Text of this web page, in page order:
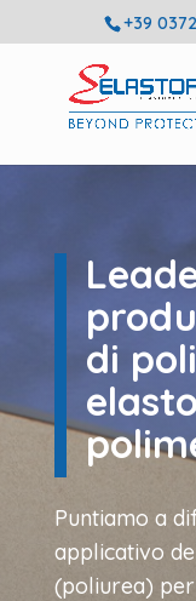
+39
di
Puntiamo a
applicativo
(poliurea)